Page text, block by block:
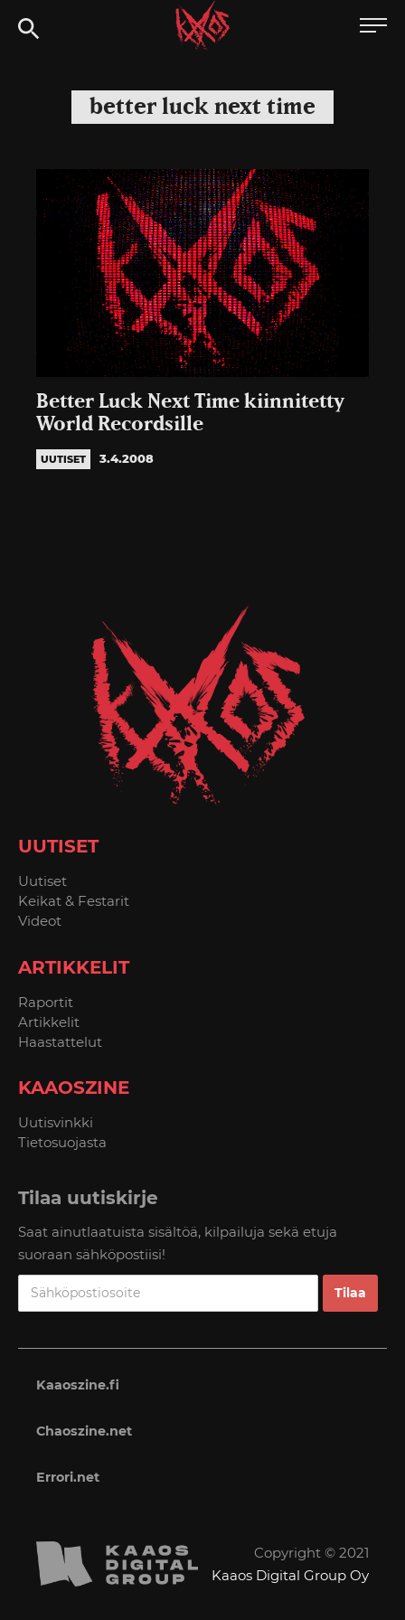
Siirry
suoraan
Kaaoszine
better luck next time
Better Luck Next Time kiinnitetty
World Recordsille
UUTISET 3.4.2008
UUTISET
Uutiset
Keikat & Festarit
Videot
ARTIKKELIT
Raportit
Artikkelit
Haastattelut
KAAOSZINE
Uutisvinkki
Tietosuojasta
Tilaa uutiskirje
Saat ainutlaatuista sisältöä, kilpailuja sekä etuja
suoraan sähköpostiisi!
Kaaoszine.fi
Chaoszine.net
Errori.net
Copyright © 2021
Kaaos Digital Group Oy